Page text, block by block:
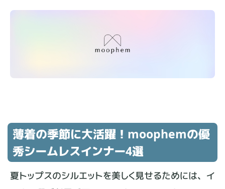
薄着の季節に大活躍！moophemの優
秀シームレスインナー4選
夏トップスのシルエットを美しく見せるためには、イ